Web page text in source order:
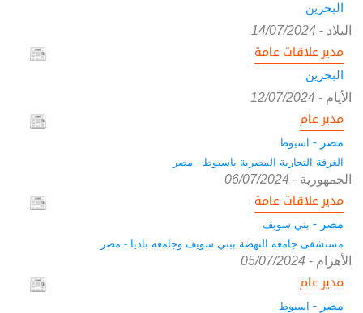
البحرين
البلاد -
14/07/2024
مدير علاقات عامة
البحرين
الأيام -
12/07/2024
مدير عام
مصر - اسيوط
الغرفة التجارية المصرية باسيوط - مصر
الجمهورية -
06/07/2024
مدير علاقات عامة
مصر - بني سويف
مستشفى جامعه النهضة ببني سويف وجامعه باديا - مصر
الأهرام -
05/07/2024
مدير عام
مصر - اسيوط